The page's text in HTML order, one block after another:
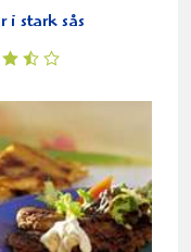
i stark sås